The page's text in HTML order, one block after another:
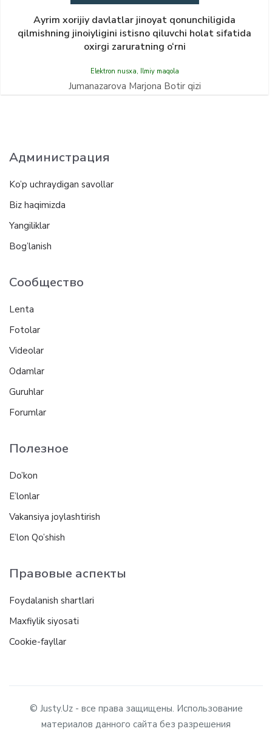
Ayrim xorijiy davlatlar jinoyat qonunchiligida
qilmishning jinoiyligini istisno qiluvchi holat sifatida
oxirgi zaruratning o‘rni
Elektron nusxa, Ilmiy maqola
Jumanazarova Marjona Botir qizi
Администрация
Ko’p uchraydigan savollar
Biz haqimizda
Yangiliklar
Bog’lanish
Сообщество
Lenta
Fotolar
Videolar
Odamlar
Guruhlar
Forumlar
Полезное
Do’kon
E’lonlar
Vakansiya joylashtirish
E’lon Qo’shish
Правовые аспекты
Foydalanish shartlari
Maxfiylik siyosati
Cookie-fayllar
© Justy.Uz - все права защищены. Использование
материалов данного сайта без разрешения